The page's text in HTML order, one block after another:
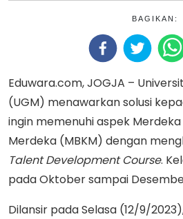
BAGIKAN:
Eduwara.com, JOGJA –
(UGM) menawarkan solusi
ingin memenuhi aspek
Merdeka (MBKM) dengan
Talent Development Course.
pada Oktober sampai
Dilansir pada Selasa (12/9/